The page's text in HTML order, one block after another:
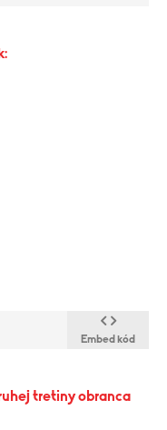
Embed kód
tretiny obranca